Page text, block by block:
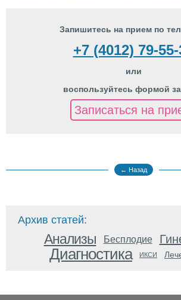
Запишитесь на прием по
+7 (4012) 79-
или
воспользуйтесь формой
Записаться на
← Назад
Архив статей:
Анализы Бесплодие
Диагностика ИКСИ